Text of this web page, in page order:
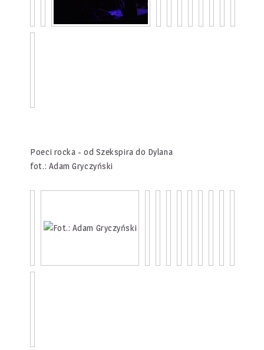
Poeci rocka - od Szekspira do Dylana
fot.: Adam Gryczyński